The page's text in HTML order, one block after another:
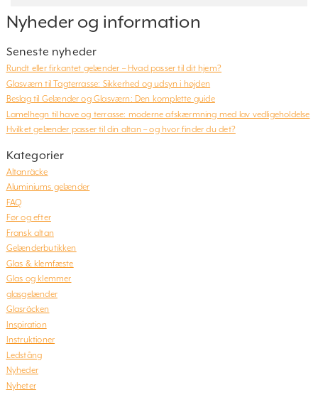
Nyheder og information
Seneste nyheder
Rundt eller firkantet gelænder – Hvad passer til dit hjem?
Glasværn til Tagterrasse: Sikkerhed og udsyn i højden
Beslag til Gelænder og Glasværn: Den komplette guide
Lamelhegn til have og terrasse: moderne afskærmning med lav vedligeholdelse
Hvilket gelænder passer til din altan – og hvor finder du det?
Kategorier
Altanräcke
Aluminiums gelænder
FAQ
Før og efter
Fransk altan
Gelænderbutikken
Glas & klemfæste
Glas og klemmer
glasgelænder
Glasräcken
Inspiration
Instruktioner
Ledstång
Nyheder
Nyheter